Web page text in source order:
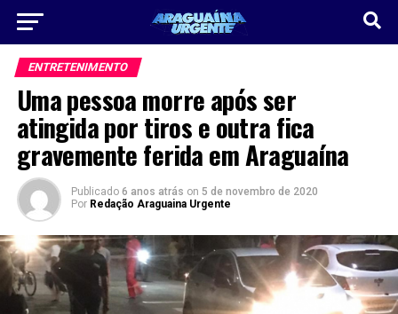
ENTRETENIMENTO
Uma pessoa morre após ser
atingida por tiros e outra fica
gravemente ferida em Araguaína
Publicado 6 anos atrás on 5 de novembro de 2020
Por Redação Araguaina Urgente